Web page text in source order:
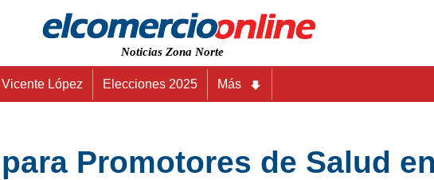
Noticias Zona Norte
Vicente López Elecciones 2025 Más
Promotores de Salud